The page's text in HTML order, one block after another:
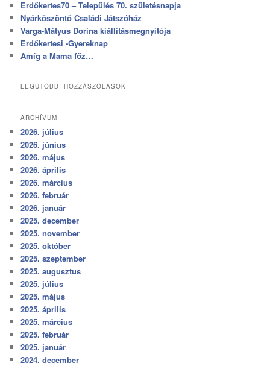
Erdőkertes70 – Település 70. születésnapja
Nyárköszöntő Családi Játszóház
Varga-Mátyus Dorina kiállításmegnyitója
Erdőkertesi -Gyereknap
Amíg a Mama főz…
LEGUTÓBBI HOZZÁSZÓLÁSOK
ARCHÍVUM
2026. július
2026. június
2026. május
2026. április
2026. március
2026. február
2026. január
2025. december
2025. november
2025. október
2025. szeptember
2025. augusztus
2025. július
2025. május
2025. április
2025. március
2025. február
2025. január
2024. december